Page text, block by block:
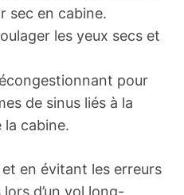
sec en cabine.
les yeux secs et
pour
de sinus liés à la
la cabine.
en évitant les erreurs
d’un vol long-